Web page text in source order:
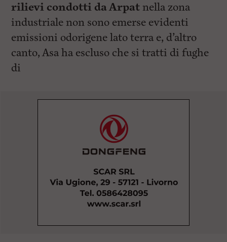
rilievi condotti da Arpat nella zona
industriale non sono emerse evidenti
emissioni odorigene lato terra e, d’altro
canto, Asa ha escluso che si tratti di fughe
di